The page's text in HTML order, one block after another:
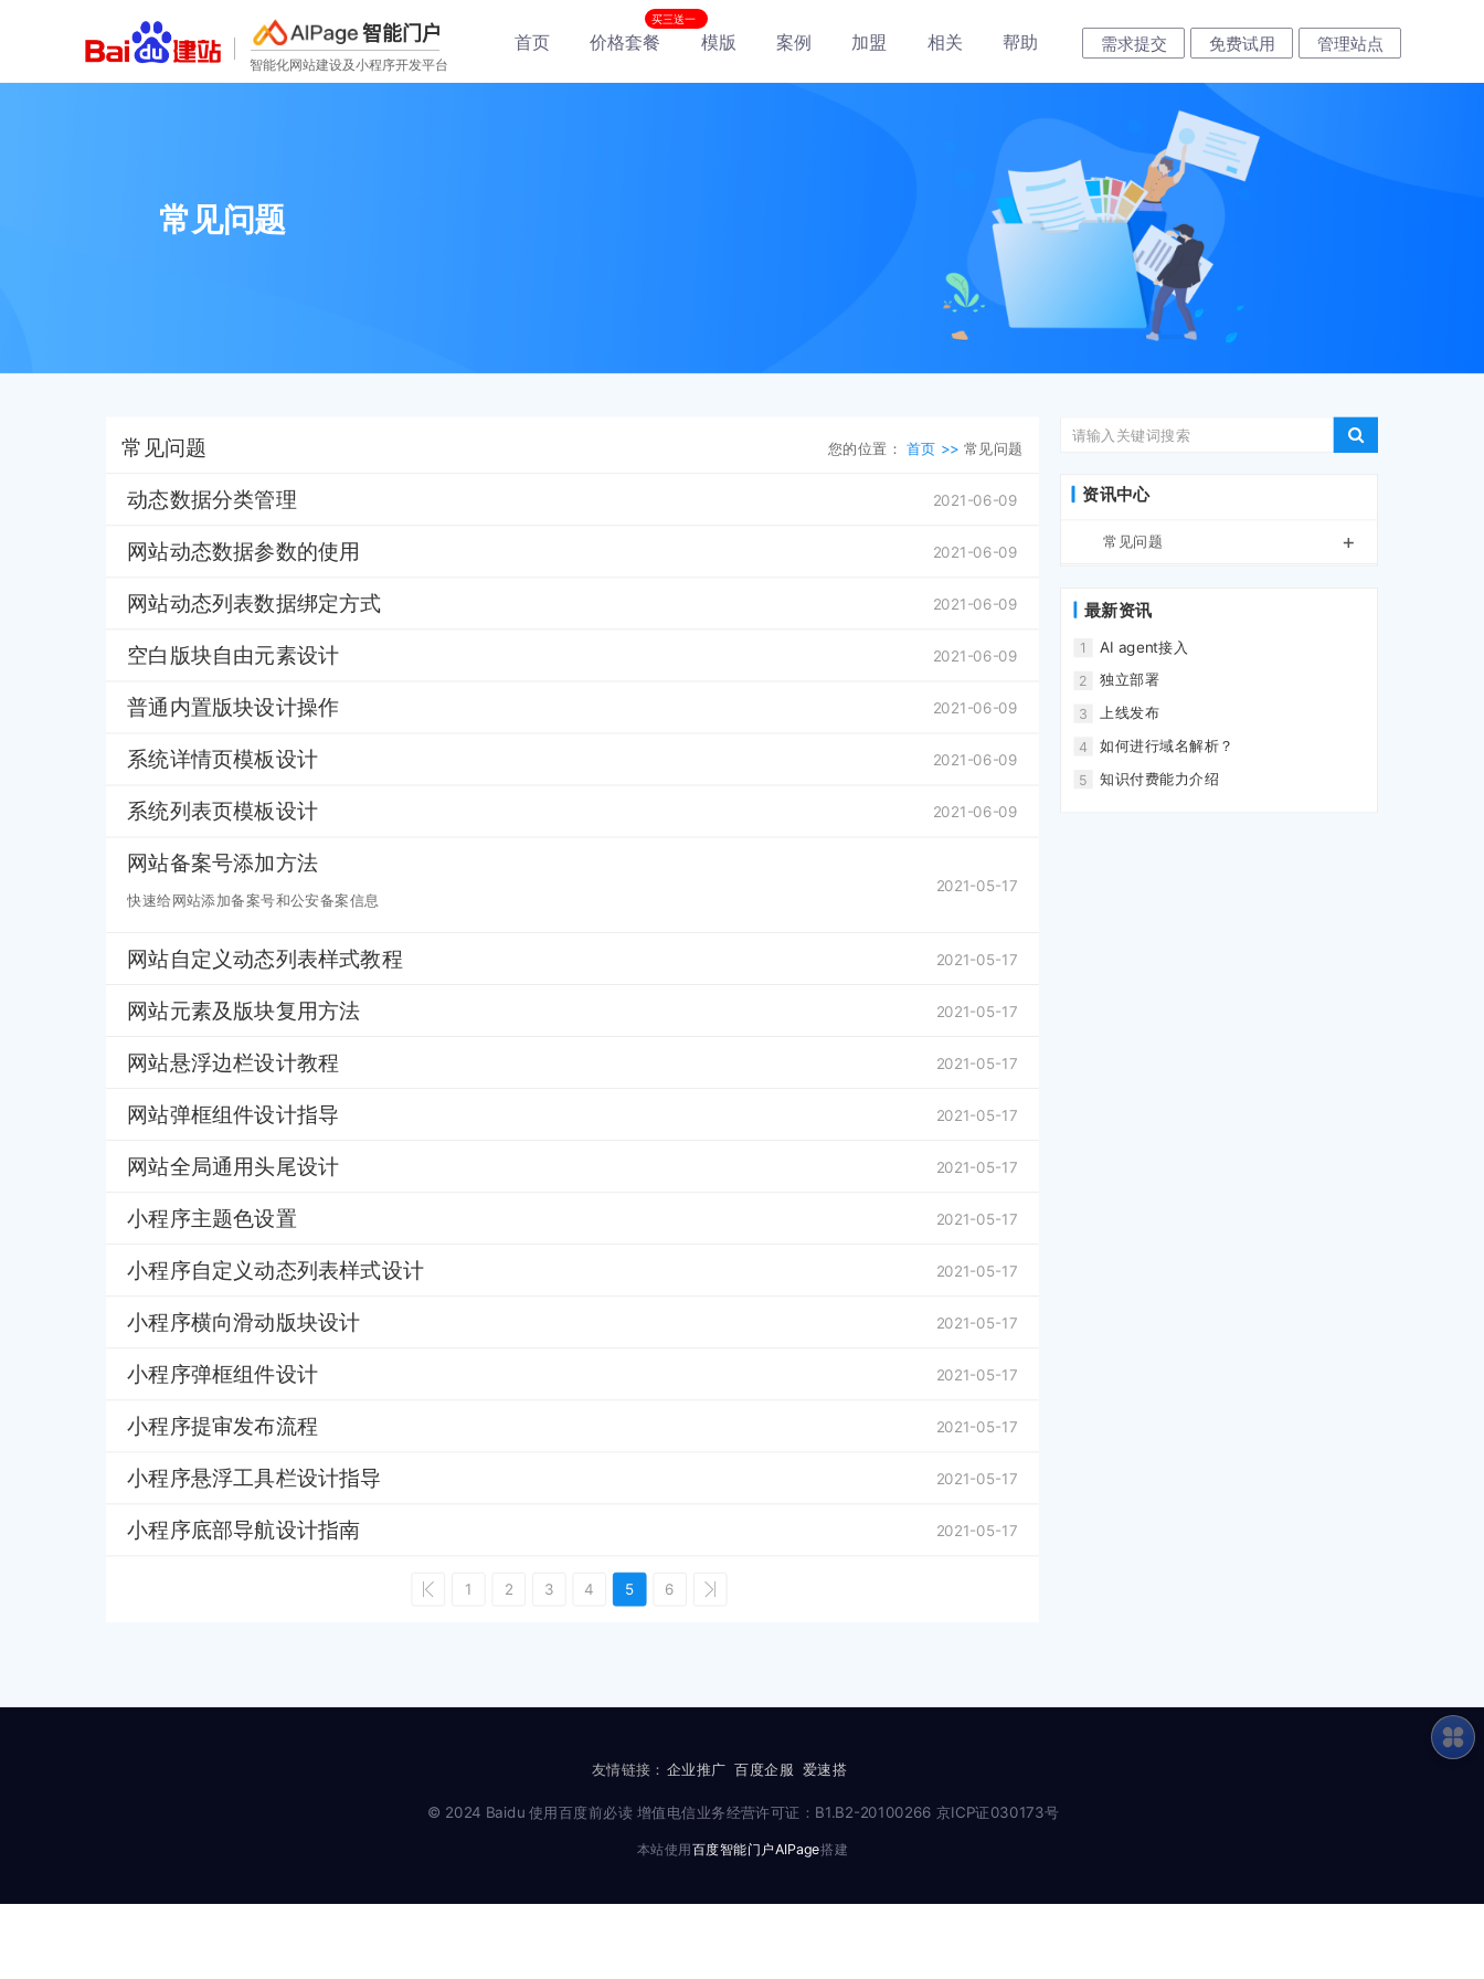
首页 价格套餐 模版 案例 加盟 相关 帮助 管理站点
免费试用
需求提交
智能门户
智能化网站建设及小程序开发平台
买三送一
常见问题
常见问题 您的位置： 首页 >> 常见问题
动态数据分类管理 2021-06-09
网站动态数据参数的使用 2021-06-09
网站动态列表数据绑定方式 2021-06-09
空白版块自由元素设计 2021-06-09
普通内置版块设计操作 2021-06-09
系统详情页模板设计 2021-06-09
系统列表页模板设计 2021-06-09
网站备案号添加方法
快速给网站添加备案号和公安备案信息
2021-05-17
网站自定义动态列表样式教程 2021-05-17
网站元素及版块复用方法 2021-05-17
网站悬浮边栏设计教程 2021-05-17
网站弹框组件设计指导 2021-05-17
网站全局通用头尾设计 2021-05-17
小程序主题色设置 2021-05-17
小程序自定义动态列表样式设计 2021-05-17
小程序横向滑动版块设计 2021-05-17
小程序弹框组件设计 2021-05-17
小程序提审发布流程 2021-05-17
小程序悬浮工具栏设计指导 2021-05-17
小程序底部导航设计指南 2021-05-17
1 2 3 4 5 6
资讯中心
常见问题 +
最新资讯
1 AI agent接入
2 独立部署
3 上线发布
4 如何进行域名解析？
5 知识付费能力介绍
© 2024 Baidu 使用百度前必读 增值电信业务经营许可证：B1.B2-20100266 京ICP证030173号
本站使用百度智能门户AIPage搭建
友情链接： 企业推广 百度企服 爱速搭